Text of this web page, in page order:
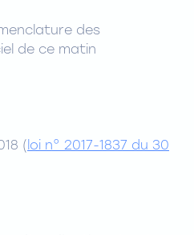
des
de ce matin
( loi n° 2017-1837 du 30